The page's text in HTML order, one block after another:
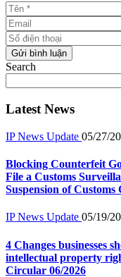
Tên *
Email
Số điện thoại
Gửi bình luận
Search
Latest News
IP News Update 05/27/
Blocking Counterfeit
File a Customs
Suspension of Customs
IP News Update 05/19/
4 Changes businesses
intellectual property
Circular 06/2026